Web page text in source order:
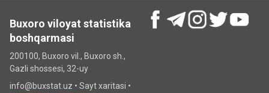
Buxoro viloyat statistika
boshqarmasi
200100, Buxoro vil., Buxoro sh.,
Gazli shossesi, 32-uy
info@buxstat.uz • Sayt xaritasi •